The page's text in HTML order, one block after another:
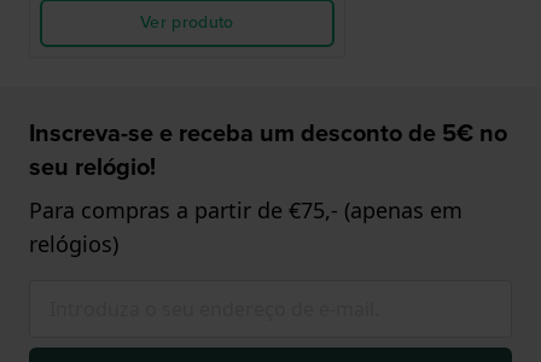
Ver produto
Inscreva-se e receba um desconto de 5€ no
seu relógio!
Para compras a partir de €75,- (apenas em
relógios)